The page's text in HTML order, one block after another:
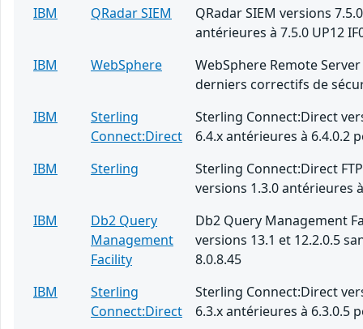
IBM
QRadar SIEM
QRadar SIEM versions 7.5.0
antérieures à 7.5.0 UP12
IBM
WebSphere
WebSphere Remote
derniers correctifs de
IBM
Sterling
Connect:Direct
Sterling Connect:Direct
6.4.x antérieures à 6.4.0.2
IBM
Sterling
Sterling Connect:Direct
versions 1.3.0 antérieures
IBM
Db2 Query
Management
Facility
Db2 Query Management
versions 13.1 et 12.2.0.5
8.0.8.45
IBM
Sterling
Connect:Direct
Sterling Connect:Direct
6.3.x antérieures à 6.3.0.5